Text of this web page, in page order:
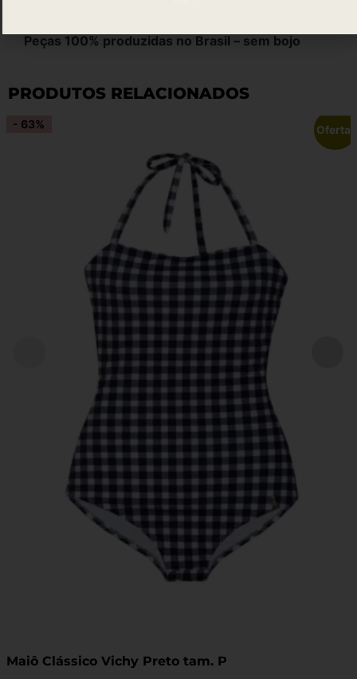
Peças 100% produzidas no Brasil – sem bojo
PRODUTOS RELACIONADOS
Oferta!
- 63%
Maiô Clássico Vichy Preto tam. P